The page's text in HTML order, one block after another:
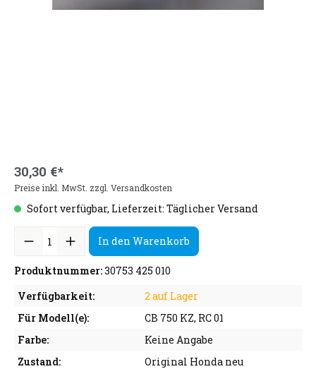
30,30 €*
Preise inkl. MwSt. zzgl. Versandkosten
Sofort verfügbar, Lieferzeit: Täglicher Versand
In den Warenkorb
Produktnummer:30753 425 010
Verfügbarkeit:
2 auf Lager
Für Modell(e):
CB 750 KZ, RC 01
Farbe:
Keine Angabe
Zustand:
Original Honda neu